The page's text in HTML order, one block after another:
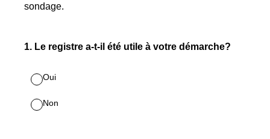
sondage.
1. Le registre a-t-il été utile à votre démarche?
Oui
Non